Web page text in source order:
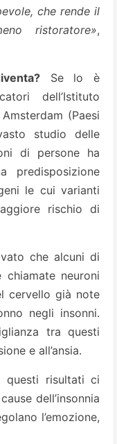
che rende il
ristoratore»,
Se lo è
dell’Istituto
(Paesi
studio delle
di persone ha
predisposizione
le cui varianti
rischio di
che alcuni di
neuroni
cervello già note
negli insonni.
tra questi
e all’ansia.
questi risultati ci
dell’insonnia
l’emozione,